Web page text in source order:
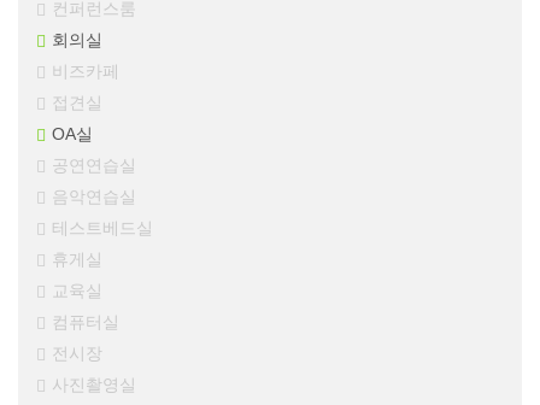
컨퍼런스룸
회의실
비즈카페
접견실
OA실
공연연습실
음악연습실
테스트베드실
휴게실
교육실
컴퓨터실
전시장
사진촬영실